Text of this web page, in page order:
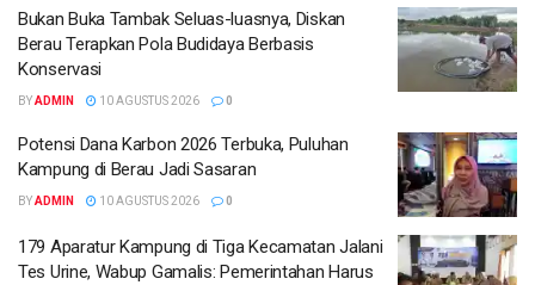
Bukan Buka Tambak Seluas-luasnya, Diskan
Berau Terapkan Pola Budidaya Berbasis
Konservasi
BYADMIN 10 AGUSTUS 2026 0
Potensi Dana Karbon 2026 Terbuka, Puluhan
Kampung di Berau Jadi Sasaran
BYADMIN 10 AGUSTUS 2026 0
179 Aparatur Kampung di Tiga Kecamatan Jalani
Tes Urine, Wabup Gamalis: Pemerintahan Harus